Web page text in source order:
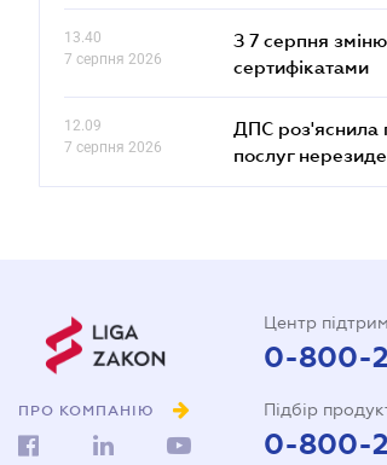
13.40
7 серпня 2026
З 7 серпня
сертифікатами
12.09
7 серпня 2026
ДПС роз'яснила
послуг
ПРО КОМПАНІЮ
Центр
0-800-
Підбір
0-800-